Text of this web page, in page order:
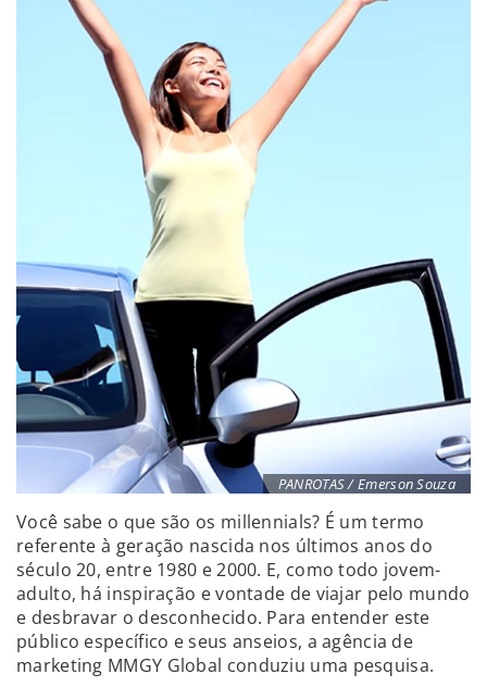
PANROTAS / Emerson Souza
Você sabe o que são os millennials? É um termo
referente à geração nascida nos últimos anos do
século 20, entre 1980 e 2000. E, como todo jovem-
adulto, há inspiração e vontade de viajar pelo mundo
e desbravar o desconhecido. Para entender este
público específico e seus anseios, a agência de
marketing MMGY Global conduziu uma pesquisa.